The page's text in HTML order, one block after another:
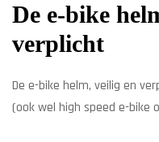
De e-bike
verplicht
De e-bike helm, veilig en
(ook wel high speed e-bike